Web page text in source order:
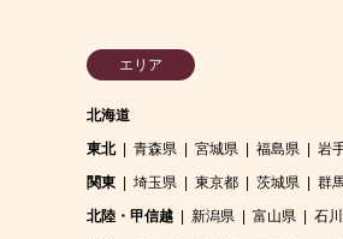
エリア
北海道
東北
青森県 宮城県 福島県 岩
関東
埼玉県 東京都 茨城県 群
北陸・甲信越
新潟県 富山県 石